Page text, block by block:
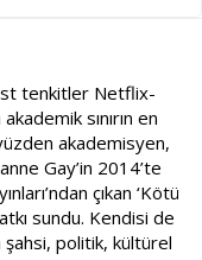
tenkitler Netflix-
sınırın en
akademisyen,
Gay’in 2014’te
çıkan ‘Kötü
sundu. Kendisi de
şahsi, politik, kültürel